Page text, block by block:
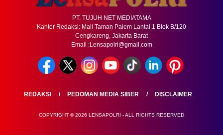
PT. TUJUH NET MEDIATAMA
Kantor Redaksi: Mall Taman Palem Lantai 1 Blok B/120
Cengkareng, Jakarta Barat
Email :Lensapolri@gmail.com
REDAKSI PEDOMAN MEDIA SIBER DISCLAIMER
COPYRIGHT © 2026 LENSAPOLRI - ALL RIGHTS RESERVED